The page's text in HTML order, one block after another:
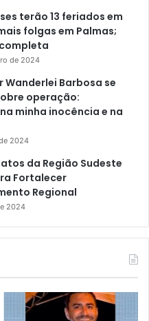
terão 13 feriados em
folgas em Palmas;
de 2024
Wanderlei Barbosa se
operação:
minha inocência e na
2024
da Região Sudeste
Fortalecer
Regional
2024